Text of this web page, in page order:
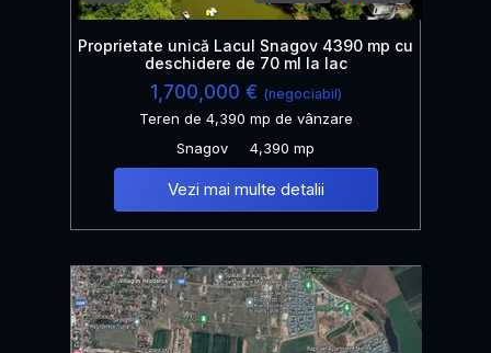
Proprietate unică Lacul Snagov 4390 mp cu
deschidere de 70 ml la lac
1,700,000 € (negociabil)
Teren de 4,390 mp de vânzare
Snagov
4,390 mp
Vezi mai multe detalii